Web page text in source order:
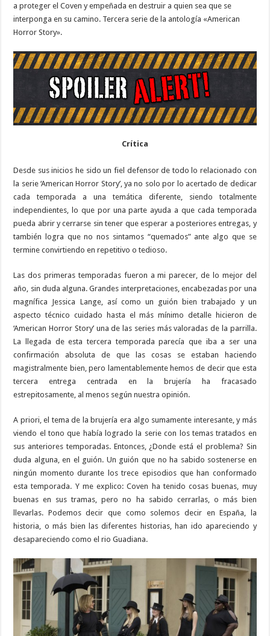
a proteger el Coven y empeñada en destruir a quien sea que se
interponga en su camino. Tercera serie de la antología «American
Horror Story».
Crítica
Desde sus inicios he sido un fiel defensor de todo lo relacionado con
la serie ‘American Horror Story’, ya no solo por lo acertado de dedicar
cada temporada a una temática diferente, siendo totalmente
independientes, lo que por una parte ayuda a que cada temporada
pueda abrir y cerrarse sin tener que esperar a posteriores entregas, y
también logra que no nos sintamos “quemados” ante algo que se
termine convirtiendo en repetitivo o tedioso.
Las dos primeras temporadas fueron a mi parecer, de lo mejor del
año, sin duda alguna. Grandes interpretaciones, encabezadas por una
magnífica Jessica Lange, así como un guión bien trabajado y un
aspecto técnico cuidado hasta el más mínimo detalle hicieron de
‘American Horror Story’ una de las series más valoradas de la parrilla.
La llegada de esta tercera temporada parecía que iba a ser una
confirmación absoluta de que las cosas se estaban haciendo
magistralmente bien, pero lamentablemente hemos de decir que esta
tercera entrega centrada en la brujería ha fracasado
estrepitosamente, al menos según nuestra opinión.
A priori, el tema de la brujería era algo sumamente interesante, y más
viendo el tono que había logrado la serie con los temas tratados en
sus anteriores temporadas. Entonces, ¿Donde está el problema? Sin
duda alguna, en el guión. Un guión que no ha sabido sostenerse en
ningún momento durante los trece episodios que han conformado
esta temporada. Y me explico: Coven ha tenido cosas buenas, muy
buenas en sus tramas, pero no ha sabido cerrarlas, o más bien
llevarlas. Podemos decir que como solemos decir en España, la
historia, o más bien las diferentes historias, han ido apareciendo y
desapareciendo como el rio Guadiana.